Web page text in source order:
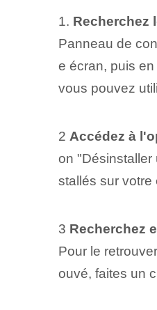
1. Recherchez
Panneau de
e écran, puis
vous pouvez
2 Accédez à
on "Désinstaller
stallés sur votre
3 Recherchez
Pour le
ouvé, faites un